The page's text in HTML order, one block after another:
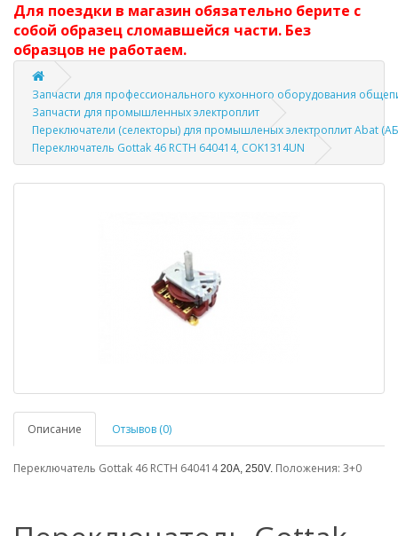
Для поездки в магазин обязательно берите с
собой образец сломавшейся части. Без
образцов не работаем.
Запчасти для профессионального кухонного оборудования
Запчасти для промышленных электроплит
Переключатели (селекторы) для промышленых электроплит Abat
Переключатель Gottak 46 RCTH 640414, COK1314UN
Описание Отзывов (0)
Переключатель Gottak 46 RCTH 64041420A, 250V. Положения: 3+0